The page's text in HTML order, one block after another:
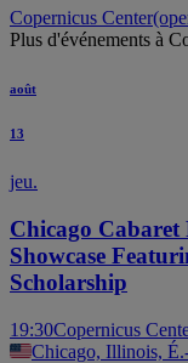
Copernicus Center
Plus d'événements à
août
13
jeu.
Chicago Cabaret
Showcase
Scholarship
19:30Copernicus
Chicago, Illinois,